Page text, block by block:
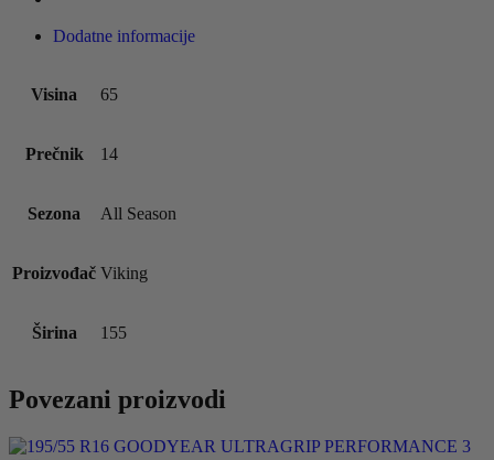
Dodatne informacije
Visina 65
Prečnik 14
Sezona All Season
Proizvođač Viking
Širina 155
Povezani proizvodi